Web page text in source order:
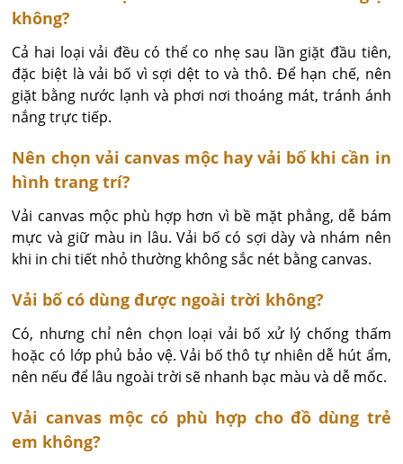
không?
Cả hai loại vải đều có thể co nhẹ sau lần giặt đầu tiên,
đặc biệt là vải bố vì sợi dệt to và thô. Để hạn chế, nên
giặt bằng nước lạnh và phơi nơi thoáng mát, tránh ánh
nắng trực tiếp.
Nên chọn vải canvas mộc hay vải bố khi cần in
hình trang trí?
Vải canvas mộc phù hợp hơn vì bề mặt phẳng, dễ bám
mực và giữ màu in lâu. Vải bố có sợi dày và nhám nên
khi in chi tiết nhỏ thường không sắc nét bằng canvas.
Vải bố có dùng được ngoài trời không?
Có, nhưng chỉ nên chọn loại vải bố xử lý chống thấm
hoặc có lớp phủ bảo vệ. Vải bố thô tự nhiên dễ hút ẩm,
nên nếu để lâu ngoài trời sẽ nhanh bạc màu và dễ mốc.
Vải canvas mộc có phù hợp cho đồ dùng trẻ
em không?